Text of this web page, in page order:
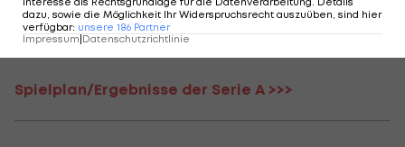
Niederlage in Folge Zehnter.
Tabelle der Serie A >>>
Spielplan/Ergebnisse der Serie A >>>
dazu, sowie die Möglichkeit Ihr Widerspruchsrecht auszuüben, sind hier
verfügbar: unsere 186 Partner
Impressum|Datenschutzrichtlinie